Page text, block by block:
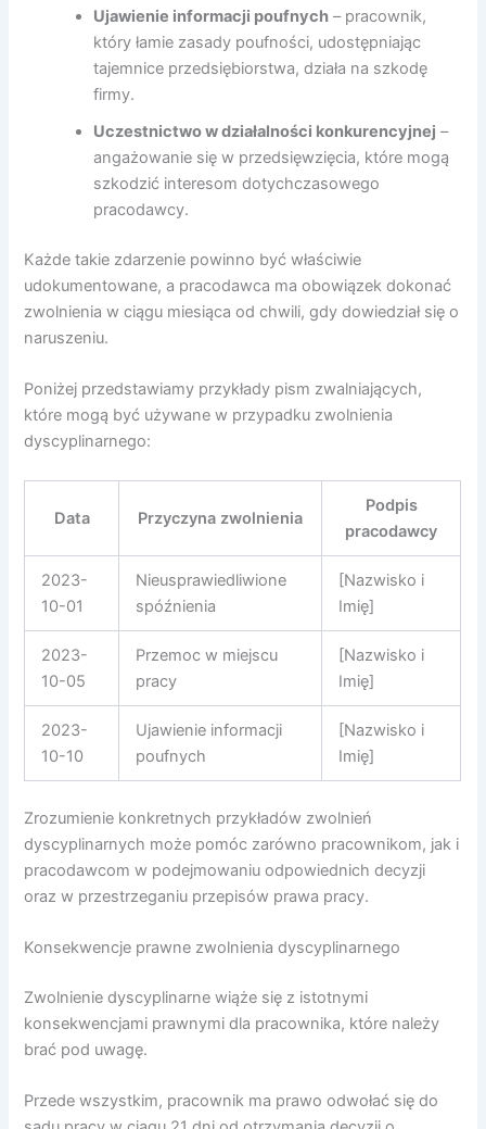
Ujawienie informacji poufnych – pracownik,
który łamie zasady poufności, udostępniając
tajemnice przedsiębiorstwa, działa na szkodę
firmy.
Uczestnictwo w działalności konkurencyjnej –
angażowanie się w przedsięwzięcia, które mogą
szkodzić interesom dotychczasowego
pracodawcy.
Każde takie zdarzenie powinno być właściwie
udokumentowane, a pracodawca ma obowiązek dokonać
zwolnienia w ciągu miesiąca od chwili, gdy dowiedział się o
naruszeniu.
Poniżej przedstawiamy przykłady pism zwalniających,
które mogą być używane w przypadku zwolnienia
dyscyplinarnego:
Data Przyczyna zwolnienia
Podpis
pracodawcy
2023-
10-01
Nieusprawiedliwione
spóźnienia
[Nazwisko i
Imię]
2023-
10-05
Przemoc w miejscu
pracy
[Nazwisko i
Imię]
2023-
10-10
Ujawienie informacji
poufnych
[Nazwisko i
Imię]
Zrozumienie konkretnych przykładów zwolnień
dyscyplinarnych może pomóc zarówno pracownikom, jak i
pracodawcom w podejmowaniu odpowiednich decyzji
oraz w przestrzeganiu przepisów prawa pracy.
Konsekwencje prawne zwolnienia dyscyplinarnego
Zwolnienie dyscyplinarne wiąże się z istotnymi
konsekwencjami prawnymi dla pracownika, które należy
brać pod uwagę.
Przede wszystkim, pracownik ma prawo odwołać się do